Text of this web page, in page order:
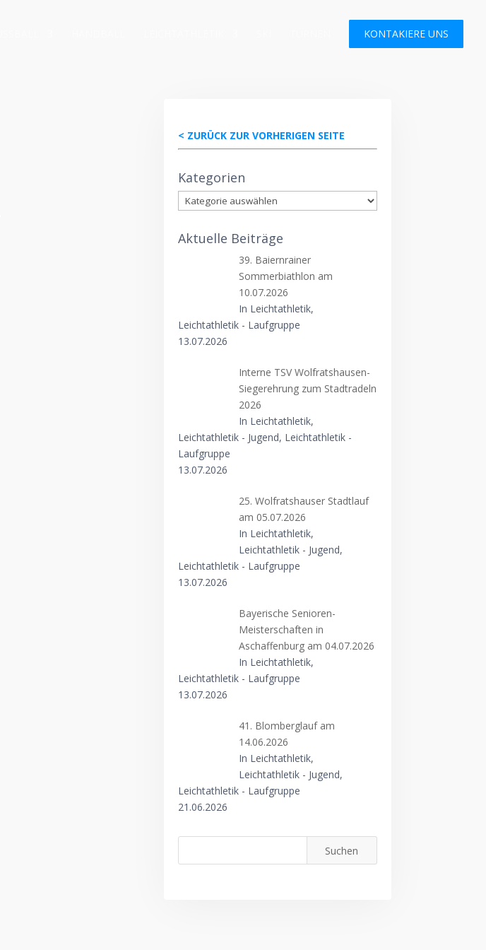
KONTAKIERE UNS
< ZURÜCK ZUR VORHERIGEN SEITE
Kategorien
Kategorien
Aktuelle Beiträge
39. Baiernrainer
Sommerbiathlon am
10.07.2026
In Leichtathletik,
Leichtathletik - Laufgruppe
13.07.2026
Interne TSV Wolfratshausen-
Siegerehrung zum Stadtradeln
2026
In Leichtathletik,
Leichtathletik - Jugend, Leichtathletik -
Laufgruppe
13.07.2026
25. Wolfratshauser Stadtlauf
am 05.07.2026
In Leichtathletik,
Leichtathletik - Jugend,
Leichtathletik - Laufgruppe
13.07.2026
Bayerische Senioren-
Meisterschaften in
Aschaffenburg am 04.07.2026
In Leichtathletik,
Leichtathletik - Laufgruppe
13.07.2026
41. Blomberglauf am
14.06.2026
In Leichtathletik,
Leichtathletik - Jugend,
Leichtathletik - Laufgruppe
21.06.2026